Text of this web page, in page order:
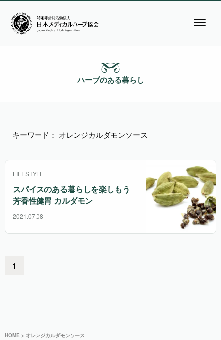
ハーブのある暮らし
キーワード： オレンジカルダモンソース
LIFESTYLE
スパイスのある暮らしを楽しもう
芳香性健胃 カルダモン
2021.07.08
1
HOME > オレンジカルダモンソース